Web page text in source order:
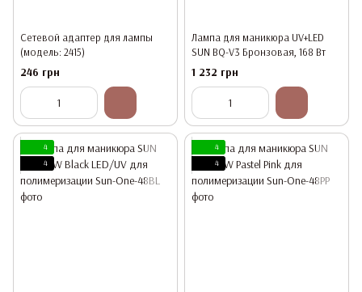
Сетевой адаптер для лампы
(модель: 2415)
246 грн
Лампа для маникюра UV+LED
SUN BQ-V3 Бронзовая, 168 Вт
1 232 грн
4
4
4
4